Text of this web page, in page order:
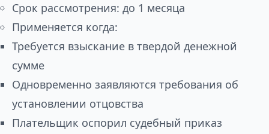
Срок рассмотрения: до 1 месяца
Применяется когда:
Требуется взыскание в твердой денежной
сумме
Одновременно заявляются требования об
установлении отцовства
Плательщик оспорил судебный приказ